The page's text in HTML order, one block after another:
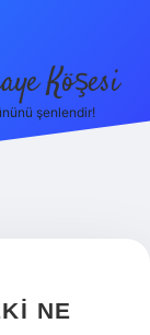
Köşesi
şenlendir!
NE